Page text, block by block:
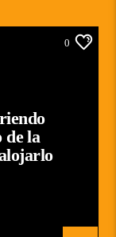
0
de la